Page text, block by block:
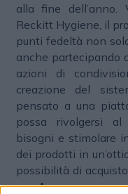
alla fine
Reckitt Hygiene, il
punti fedeltà non
anche partecipando
azioni di
creazione del
pensato a una
possa rivolgersi al
bisogni e stimolare
dei prodotti in
possibilità di
conAmazon.